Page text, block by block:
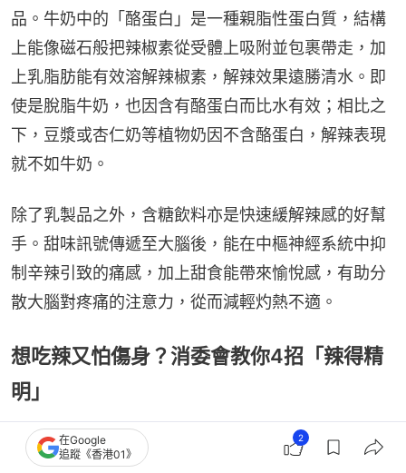
品。牛奶中的「酪蛋白」是一種親脂性蛋白質，結構
上能像磁石般把辣椒素從受體上吸附並包裹帶走，加
上乳脂肪能有效溶解辣椒素，解辣效果遠勝清水。即
使是脫脂牛奶，也因含有酪蛋白而比水有效；相比之
下，豆漿或杏仁奶等植物奶因不含酪蛋白，解辣表現
就不如牛奶。
除了乳製品之外，含糖飲料亦是快速緩解辣感的好幫
手。甜味訊號傳遞至大腦後，能在中樞神經系統中抑
制辛辣引致的痛感，加上甜食能帶來愉悅感，有助分
散大腦對疼痛的注意力，從而減輕灼熱不適。
想吃辣又怕傷身？消委會教你4招「辣得精
明」
想要享受辛辣風味同時兼顧健康，可以參考消委會給
予的實用建議：
在Google
追蹤《香港01》
2